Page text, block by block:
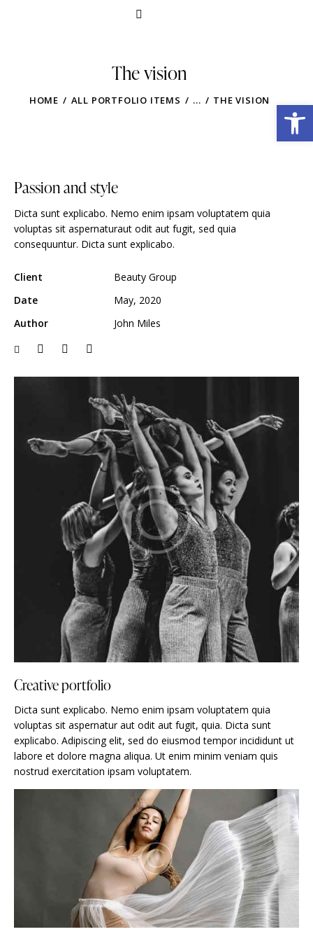
Obre la barra d'eines
The vision
HOME ALL PORTFOLIO ITEMS ... THE VISION
Creative portfolio
Dicta sunt explicabo. Nemo enim ipsam voluptatem quia
voluptas sit aspernatur aut odit aut fugit, quia. Dicta sunt
explicabo. Adipiscing elit, sed do eiusmod tempor incididunt ut
labore et dolore magna aliqua. Ut enim minim veniam quis
nostrud exercitation ipsam voluptatem.
Passion and style
Dicta sunt explicabo. Nemo enim ipsam voluptatem quia
voluptas sit aspernaturaut odit aut fugit, sed quia
consequuntur. Dicta sunt explicabo.
Client
Beauty Group
Date
May, 2020
Author
John Miles